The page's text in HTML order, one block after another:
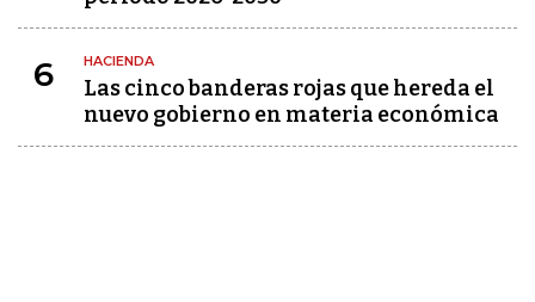
6 HACIENDA
Las cinco banderas rojas que hereda el
nuevo gobierno en materia económica